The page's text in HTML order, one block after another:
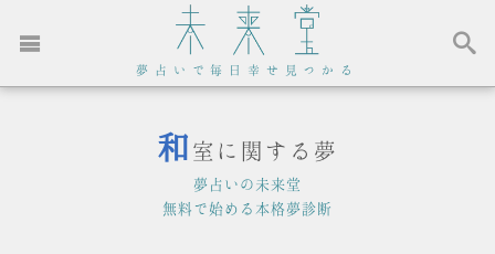
夢占いで毎日幸せ見つかる
和 室に関する夢
夢占いの未来堂
無料で始める本格夢診断